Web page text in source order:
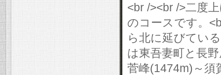
<br /><br />二度
のコースです。
ら北に延びてい
は東吾妻町と長
菅峰(1474m)～須